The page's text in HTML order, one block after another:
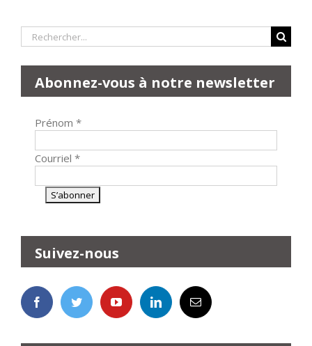
Rechercher:
Abonnez-vous à notre newsletter
Prénom *
Courriel *
Suivez-nous